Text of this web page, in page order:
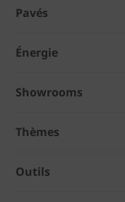
Pavés
Énergie
Showrooms
Thèmes
Outils